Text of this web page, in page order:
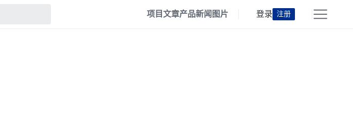
项目文章产品新闻 图片 登录 注册